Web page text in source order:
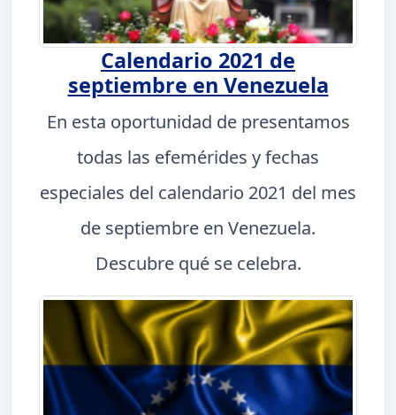
Calendario 2021 de
septiembre en Venezuela
En esta oportunidad de presentamos
todas las efemérides y fechas
especiales del calendario 2021 del mes
de septiembre en Venezuela.
Descubre qué se celebra.